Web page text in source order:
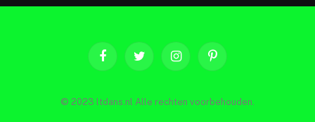
FacebookTwitter InstagramPinterest
© 2023 ltdans.nl Alle rechten voorbehouden.